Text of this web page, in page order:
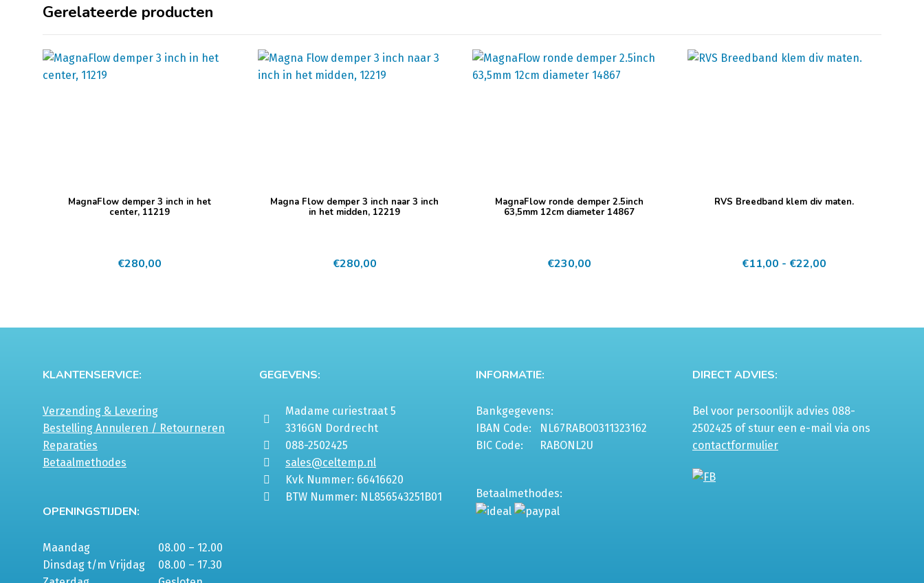
Gerelateerde producten
MagnaFlow demper 3 inch in het
center, 11219
€280,00
Magna Flow demper 3 inch naar 3 inch
in het midden, 12219
€280,00
MagnaFlow ronde demper 2.5inch
63,5mm 12cm diameter 14867
€230,00
gekozen
RVS Breedband klem div maten.
€11,00 - €22,00
KLANTENSERVICE:
Verzending & Levering
Bestelling Annuleren / Retourneren
Reparaties
Betaalmethodes
OPENINGSTIJDEN:
Maandag
08.00 – 12.00
Dinsdag t/m Vrijdag
08.00 – 17.30
GEGEVENS:
Madame curiestraat 5
3316GN Dordrecht
088-2502425
sales@celtemp.nl
Kvk Nummer: 66416620
BTW Nummer: NL856543251B01
INFORMATIE:
Bankgegevens:
IBAN Code:
NL67RABO0311323162
BIC Code:
RABONL2U
Betaalmethodes:
DIRECT ADVIES:
Bel voor persoonlijk advies 088-
2502425 of stuur een e-mail via ons
contactformulier